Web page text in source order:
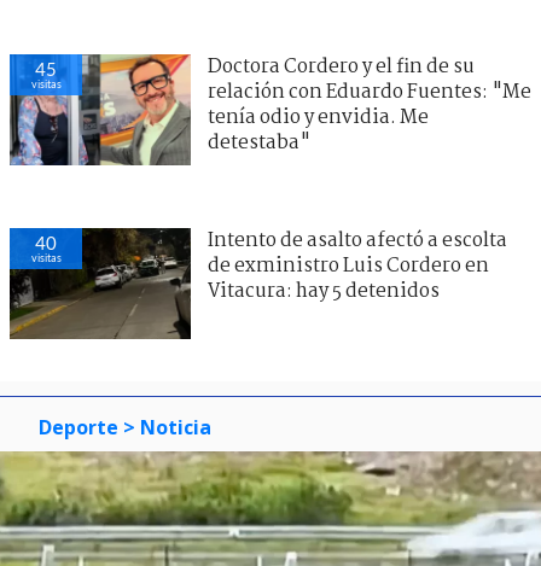
45
visitas
Doctora Cordero y el fin de su
relación con Eduardo Fuentes: "Me
tenía odio y envidia. Me
detestaba"
40
visitas
Intento de asalto afectó a escolta
de exministro Luis Cordero en
Vitacura: hay 5 detenidos
Deporte > Noticia